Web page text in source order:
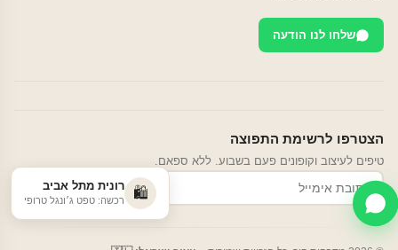
שלחו לנו הודעה
הצטרפו לרשימת התפוצה
טיפים לעיצוב וקופונים פעם בשבוע. ללא ספאם.
הרשמה 🛍️ רונית מתל אביב
רכשה: טפט ג׳ונגל טרופי